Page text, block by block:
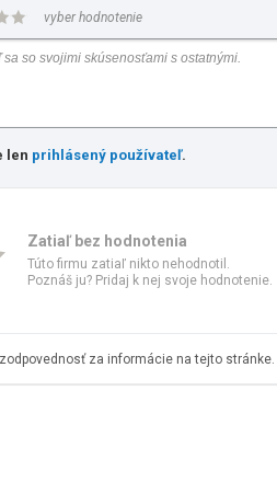
vyber hodnotenie
len prihlásený používateľ.
Zatiaľ bez hodnotenia
Túto firmu zatiaľ nikto nehodnotil.
Poznáš ju? Pridaj k nej svoje hodnotenie.
za informácie na tejto stránke.